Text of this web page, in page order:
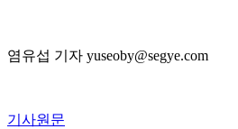
염유섭 기자 yuseoby@segye.com
기사원문